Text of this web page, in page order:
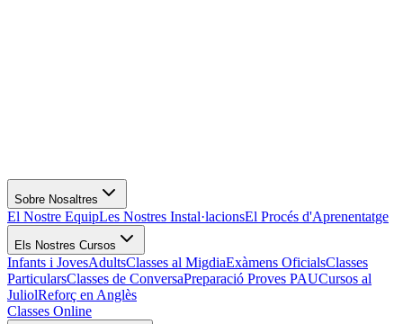
Sobre Nosaltres
El Nostre EquipLes Nostres Instal·lacionsEl Procés d'Aprenentatge
Els Nostres Cursos
Infants i JovesAdultsClasses al MigdiaExàmens OficialsClasses
ParticularsClasses de ConversaPreparació Proves PAUCursos al
JuliolReforç en Anglès
Classes Online